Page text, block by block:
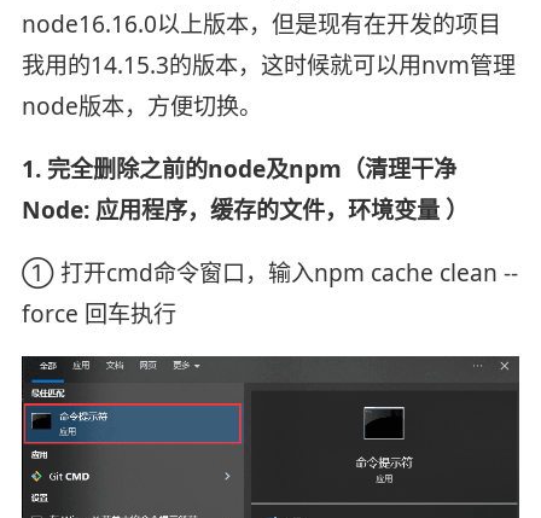
node16.16.0以上版本，但是现有在开发的项目
我用的14.15.3的版本，这时候就可以用nvm管理
node版本，方便切换。
1. 完全删除之前的node及npm（清理干净
Node: 应用程序，缓存的文件，环境变量 ）
① 打开cmd命令窗口，输入npm cache clean --
force 回车执行